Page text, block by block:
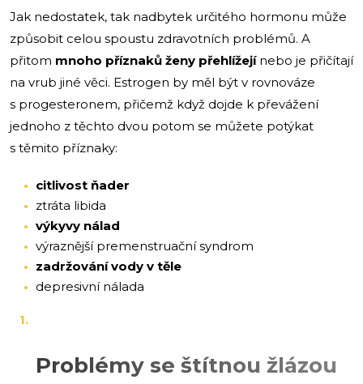
Jak nedostatek, tak nadbytek určitého hormonu může
způsobit celou spoustu zdravotních problémů. A
přitom mnoho příznaků ženy přehlížejínebo je přičítají
na vrub jiné věci. Estrogen by měl být v rovnováze
s progesteronem, přičemž když dojde k převážení
jednoho z těchto dvou potom se můžete potýkat
s těmito příznaky:
citlivost ňader
ztráta libida
výkyvy nálad
výraznější premenstruační syndrom
zadržování vody v těle
depresivní nálada
Problémy se štítnou žlázou